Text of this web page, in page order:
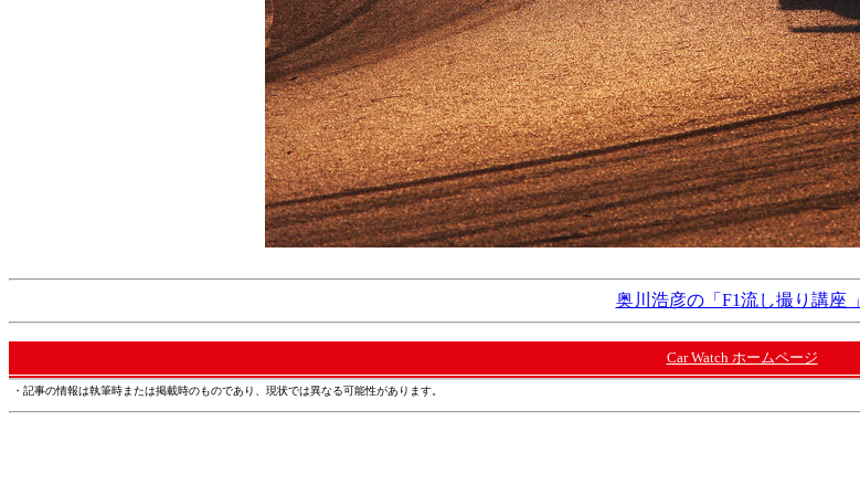
奥川浩彦の「F1流し撮り講座 」
Car Watch ホームページ
・記事の情報は執筆時または掲載時のものであり、現状では異なる可能性があります。